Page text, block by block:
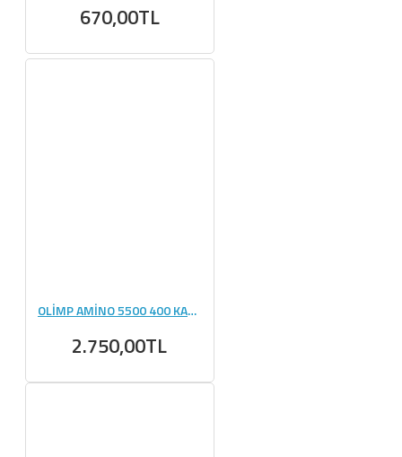
670,00TL
OLİMP AMİNO 5500 400 KAPSÜL
2.750,00TL